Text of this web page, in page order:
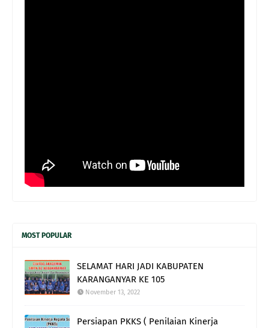
MOST POPULAR
SELAMAT HARI JADI KABUPATEN
KARANGANYAR KE 105
November 13, 2022
Persiapan PKKS ( Penilaian Kinerja